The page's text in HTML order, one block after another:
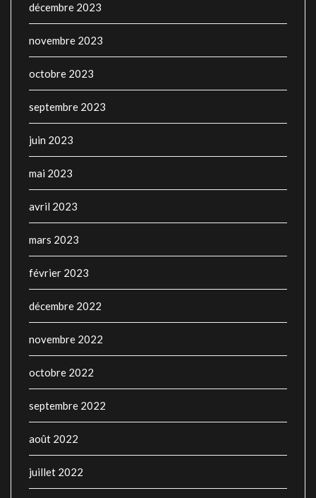
décembre 2023
novembre 2023
octobre 2023
septembre 2023
juin 2023
mai 2023
avril 2023
mars 2023
février 2023
décembre 2022
novembre 2022
octobre 2022
septembre 2022
août 2022
juillet 2022